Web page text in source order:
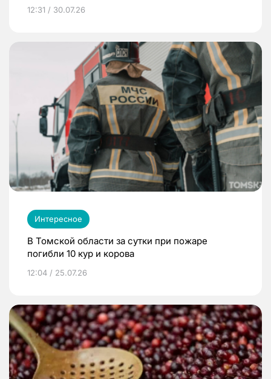
12:31 / 30.07.26
Интересное
В Томской области за сутки при пожаре
погибли 10 кур и корова
12:04 / 25.07.26